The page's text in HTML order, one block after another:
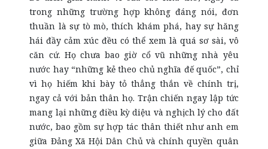
trong những trường hợp không đáng nói, đơn
thuần là sự tò mò, thích khám phá, hay sự hăng
hái đầy cảm xúc đều có thể xem là quá sơ sài, vô
căn cứ. Họ chưa bao giờ cổ vũ những nhà yêu
nước hay “những kẻ theo chủ nghĩa đế quốc”, chỉ
vì họ hiếm khi bày tỏ thẳng thắn về chính trị,
ngay cả với bản thân họ. Trận chiến ngay lập tức
mang lại những điều kỳ diệu và nghịch lý cho đất
nước, bao gồm sự hợp tác thân thiết như anh em
giữa Đảng Xã Hội Dân Chủ và chính quyền quân